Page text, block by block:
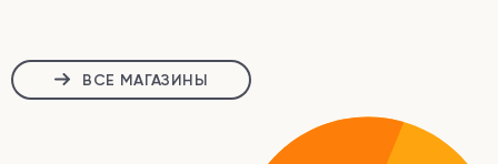
ВСЕ МАГАЗИНЫ